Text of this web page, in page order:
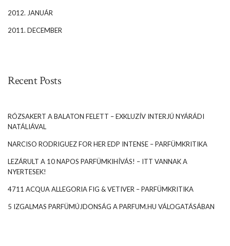
2012. JANUÁR
2011. DECEMBER
Recent Posts
RÓZSAKERT A BALATON FELETT – EXKLUZÍV INTERJÚ NYÁRÁDI
NATÁLIÁVAL
NARCISO RODRIGUEZ FOR HER EDP INTENSE – PARFÜMKRITIKA
LEZÁRULT A 10 NAPOS PARFÜMKIHÍVÁS! – ITT VANNAK A
NYERTESEK!
4711 ACQUA ALLEGORIA FIG & VETIVER – PARFÜMKRITIKA
5 IZGALMAS PARFÜMÚJDONSÁG A PARFUM.HU VÁLOGATÁSÁBAN